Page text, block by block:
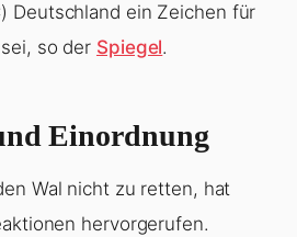
Deutschland ein Zeichen für
so der Spiegel.
Einordnung
Wal nicht zu retten, hat
hervorgerufen.